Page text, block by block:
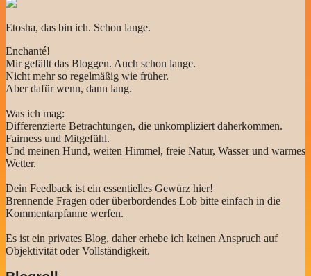
Etosha, das bin ich. Schon lange.
Enchanté!
Mir gefällt das Bloggen. Auch schon lange.
Nicht mehr so regelmäßig wie früher.
Aber dafür wenn, dann lang.
Was ich mag:
Differenzierte Betrachtungen, die unkompliziert daherkommen.
Fairness und Mitgefühl.
Und meinen Hund, weiten Himmel, freie Natur, Wasser und warmes
Wetter.
Dein Feedback ist ein essentielles Gewürz hier!
Brennende Fragen oder überbordendes Lob bitte einfach in die
Kommentarpfanne werfen.
Es ist ein privates Blog, daher erhebe ich keinen Anspruch auf
Objektivität oder Vollständigkeit.